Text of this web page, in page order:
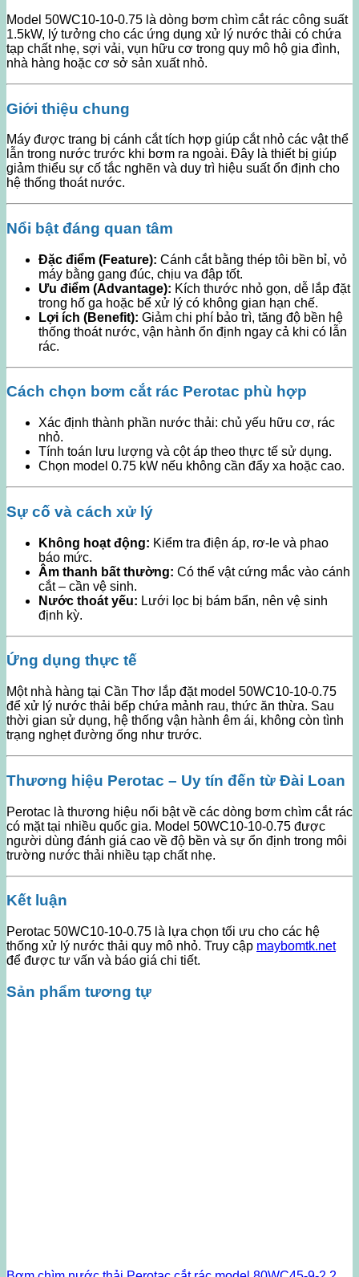
Model 50WC10-10-0.75 là dòng bơm chìm cắt rác công suất
1.5kW, lý tưởng cho các ứng dụng xử lý nước thải có chứa
tạp chất nhẹ, sợi vải, vụn hữu cơ trong quy mô hộ gia đình,
nhà hàng hoặc cơ sở sản xuất nhỏ.
Giới thiệu chung
Máy được trang bị cánh cắt tích hợp giúp cắt nhỏ các vật thể
lẫn trong nước trước khi bơm ra ngoài. Đây là thiết bị giúp
giảm thiểu sự cố tắc nghẽn và duy trì hiệu suất ổn định cho
hệ thống thoát nước.
Nổi bật đáng quan tâm
Đặc điểm (Feature): Cánh cắt bằng thép tôi bền bỉ, vỏ
máy bằng gang đúc, chịu va đập tốt.
Ưu điểm (Advantage): Kích thước nhỏ gọn, dễ lắp đặt
trong hố ga hoặc bể xử lý có không gian hạn chế.
Lợi ích (Benefit): Giảm chi phí bảo trì, tăng độ bền hệ
thống thoát nước, vận hành ổn định ngay cả khi có lẫn
rác.
Cách chọn bơm cắt rác Perotac phù hợp
Xác định thành phần nước thải: chủ yếu hữu cơ, rác
nhỏ.
Tính toán lưu lượng và cột áp theo thực tế sử dụng.
Chọn model 0.75 kW nếu không cần đẩy xa hoặc cao.
Sự cố và cách xử lý
Không hoạt động: Kiểm tra điện áp, rơ-le và phao
báo mức.
Âm thanh bất thường: Có thể vật cứng mắc vào cánh
cắt – cần vệ sinh.
Nước thoát yếu: Lưới lọc bị bám bẩn, nên vệ sinh
định kỳ.
Ứng dụng thực tế
Một nhà hàng tại Cần Thơ lắp đặt model 50WC10-10-0.75
để xử lý nước thải bếp chứa mảnh rau, thức ăn thừa. Sau
thời gian sử dụng, hệ thống vận hành êm ái, không còn tình
trạng nghẹt đường ống như trước.
Thương hiệu Perotac – Uy tín đến từ Đài Loan
Perotac là thương hiệu nổi bật về các dòng bơm chìm cắt rác
có mặt tại nhiều quốc gia. Model 50WC10-10-0.75 được
người dùng đánh giá cao về độ bền và sự ổn định trong môi
trường nước thải nhiều tạp chất nhẹ.
Kết luận
Perotac 50WC10-10-0.75 là lựa chọn tối ưu cho các hệ
thống xử lý nước thải quy mô nhỏ. Truy cập maybomtk.net
để được tư vấn và báo giá chi tiết.
Sản phẩm tương tự